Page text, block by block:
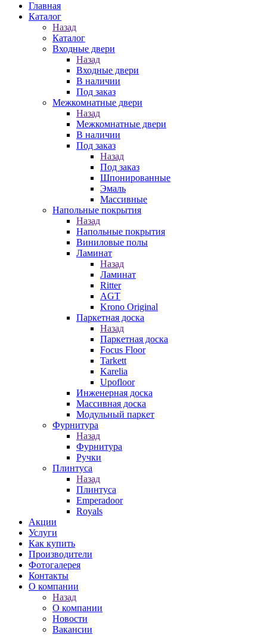
Главная
Каталог
Назад
Каталог
Входные двери
Назад
Входные двери
В наличии
Под заказ
Межкомнатные двери
Назад
Межкомнатные двери
В наличии
Под заказ
Назад
Под заказ
Шпонированные
Эмаль
Массивные
Напольные покрытия
Назад
Напольные покрытия
Виниловые полы
Ламинат
Назад
Ламинат
Ritter
AGT
Krono Original
Паркетная доска
Назад
Паркетная доска
Focus Floor
Tarkett
Karelia
Upofloor
Инженерная доска
Массивная доска
Модульный паркет
Фурнитура
Назад
Фурнитура
Ручки
Плинтуса
Назад
Плинтуса
Emperadoor
Royals
Акции
Услуги
Как купить
Производители
Фотогалерея
Контакты
О компании
Назад
О компании
Новости
Вакансии